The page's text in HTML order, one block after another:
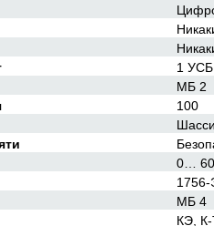
1 УСБ
МБ 2
100
0…
МБ 4
КЭ,